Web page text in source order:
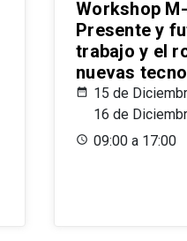
Workshop
Presente y
trabajo y el
nuevas
15 de
16 de
09:00 a 17:00